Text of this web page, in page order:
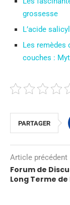
grossesse
L’acide
Les remèdes
couches :
PARTAGER
Article précédent
Forum de
Long Terme